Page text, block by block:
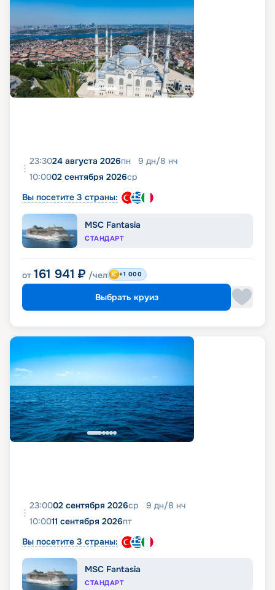
23:3024 августа 2026пн 9 дн/8 нч
10:0002 сентября 2026ср
Вы посетите 3 страны:
MSC Fantasia
СТАНДАРТ
от 161 941 ₽ /чел +1 000
Выбрать круиз
23:0002 сентября 2026ср 9 дн/8 нч
10:0011 сентября 2026пт
Вы посетите 3 страны:
MSC Fantasia
СТАНДАРТ